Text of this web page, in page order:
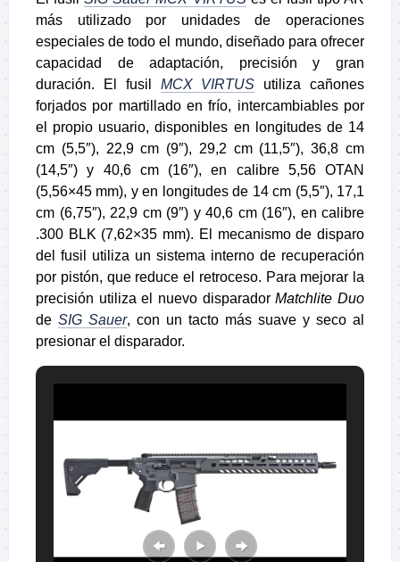
más utilizado por unidades de operaciones
especiales de todo el mundo, diseñado para ofrecer
capacidad de adaptación, precisión y gran
duración. El fusil MCX VIRTUS utiliza cañones
forjados por martillado en frío, intercambiables por
el propio usuario, disponibles en longitudes de 14
cm (5,5″), 22,9 cm (9″), 29,2 cm (11,5″), 36,8 cm
(14,5″) y 40,6 cm (16″), en calibre 5,56 OTAN
(5,56×45 mm), y en longitudes de 14 cm (5,5″), 17,1
cm (6,75″), 22,9 cm (9″) y 40,6 cm (16″), en calibre
.300 BLK (7,62×35 mm). El mecanismo de disparo
del fusil utiliza un sistema interno de recuperación
por pistón, que reduce el retroceso. Para mejorar la
precisión utiliza el nuevo disparadorMatchlite Duo
de SIG Sauer, con un tacto más suave y seco al
presionar el disparador.